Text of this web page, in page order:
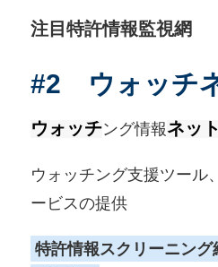
注目特許情報監視網
#2 ウォッチ
ウォッチング情報ネット
ウォッチング支援ツール
ービスの提供
特許情報スクリーニン